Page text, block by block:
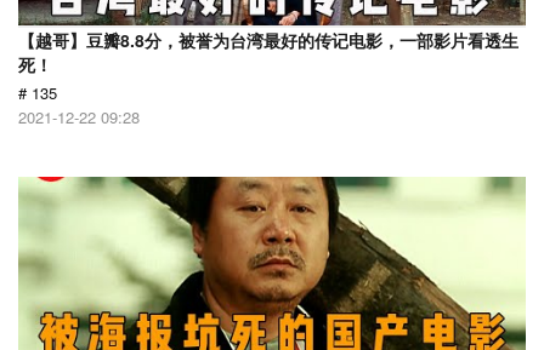
【越哥】豆瓣8.8分，被誉为台湾最好的传记电影，一部影片看透生
死！
# 135
2021-12-22 09:28